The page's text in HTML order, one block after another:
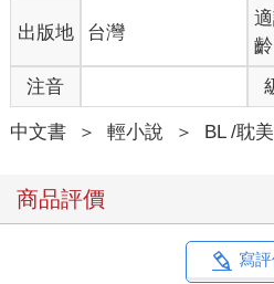
那是比他身軀還要大上許多倍的藍
散發著夢幻的銀色光芒，令人心神恍
三胖看呆了，過了許久他才意識到
塊巨大的浮冰。海面上的陽光穿透
射角度讓這些光芒看起來耀耀閃動
遠遠望去，就像一顆閃著銀光的瑰
的！三胖興奮地游了過去，想要用
造物。然而還沒等他游近，腦袋就
三胖可憐的短鰭肢根本摸不到腦袋
出版地 台灣
齡
注音
中文書 ＞ 輕小說 ＞ BL /耽美
商品評價
寫